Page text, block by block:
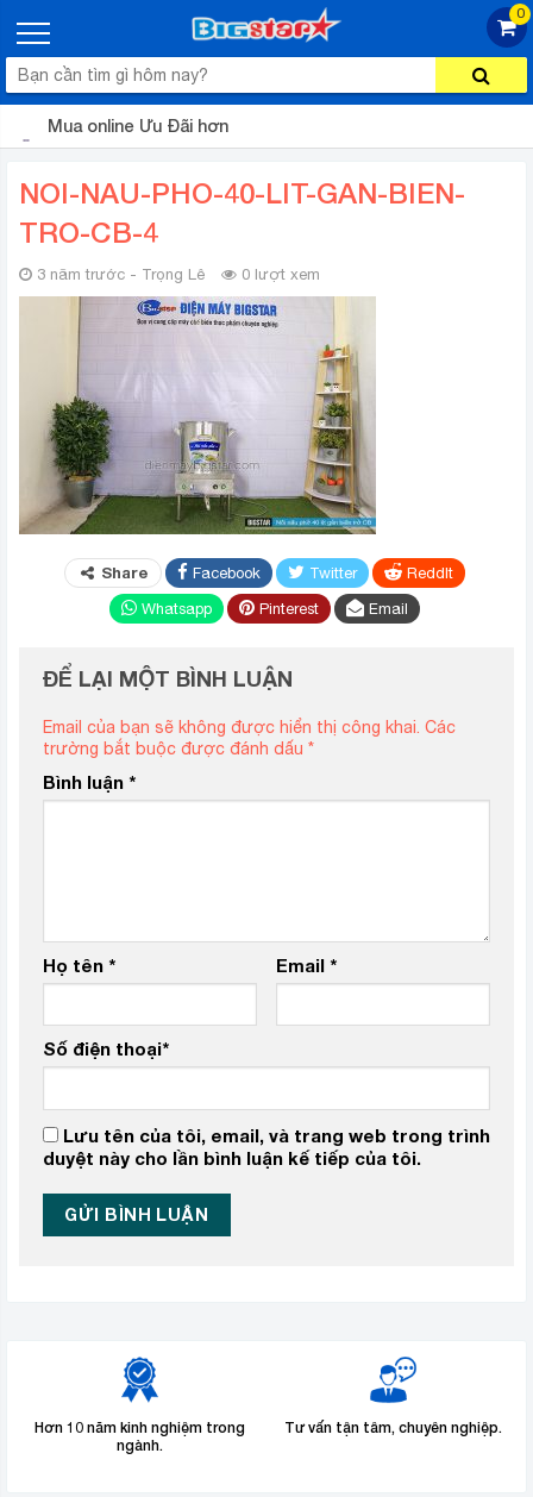
0
Mua online Ưu Đãi hơn
NOI-NAU-PHO-40-LIT-GAN-BIEN-
TRO-CB-4
3 năm trước - Trọng Lê 0 lượt xem
Share Facebook Twitter
ReddIt
Whatsapp
Pinterest Email
ĐỂ LẠI MỘT BÌNH LUẬN
Email của bạn sẽ không được hiển thị công khai. Các
trường bắt buộc được đánh dấu *
Bình luận *
Họ tên * Email *
Số điện thoại*
Lưu tên của tôi, email, và trang web trong trình
duyệt này cho lần bình luận kế tiếp của tôi.
Hơn 10 năm kinh nghiệm trong
ngành.
Tư vấn tận tâm, chuyên nghiệp.